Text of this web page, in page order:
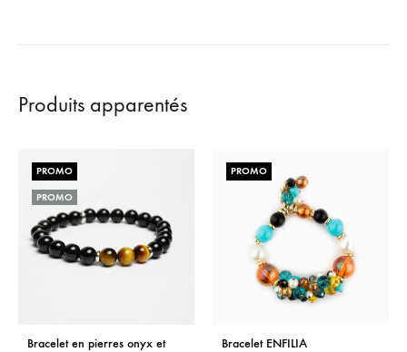
Produits apparentés
PROMO
PROMO
Bracelet en pierres onyx et
PROMO
Bracelet ENFILIA